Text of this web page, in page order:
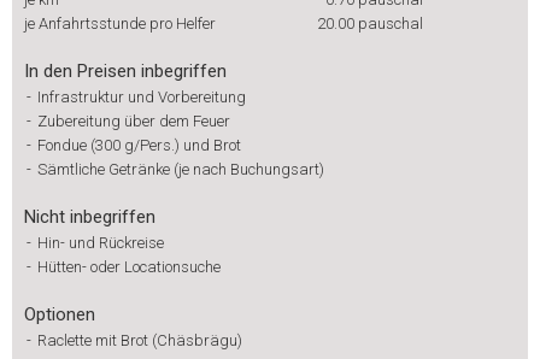
je Anfahrtsstunde pro Helfer
20.00 pauschal
In den Preisen inbegriffen
- Infrastruktur und Vorbereitung
- Zubereitung über dem Feuer
- Fondue (300 g/Pers.) und Brot
- Sämtliche Getränke (je nach Buchungsart)
Nicht inbegriffen
- Hin- und Rückreise
- Hütten- oder Locationsuche
Optionen
- Raclette mit Brot (Chäsbrägu)